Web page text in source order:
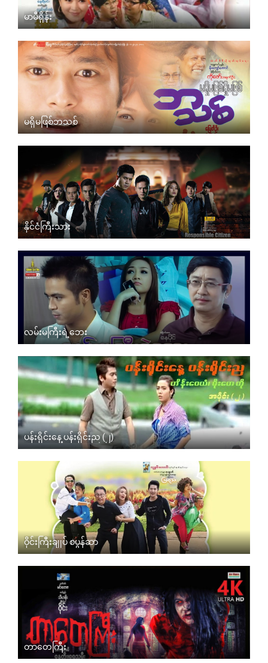
မာမီရှိန်း
မရှိမဖြစ်ဘသစ်
နိုင်ငံကြီးသား
လမ်းမကြီးရဲ့ဘေး
ပန်းရိုင်းနေ့ ပန်းရိုင်းည (၂)
ဝိုင်းကြီးချုပ် စပွန်ဆာ
တာတေကြီး